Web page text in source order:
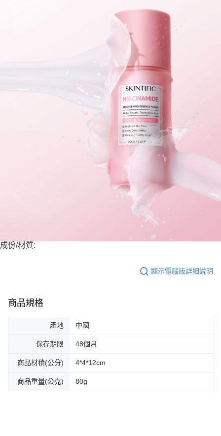
成份/材質:
顯示電腦版詳細說明
商品規格
產地 中國
保存期限 48個月
商品材積(公分) 4*4*12cm
商品重量(公克) 80g